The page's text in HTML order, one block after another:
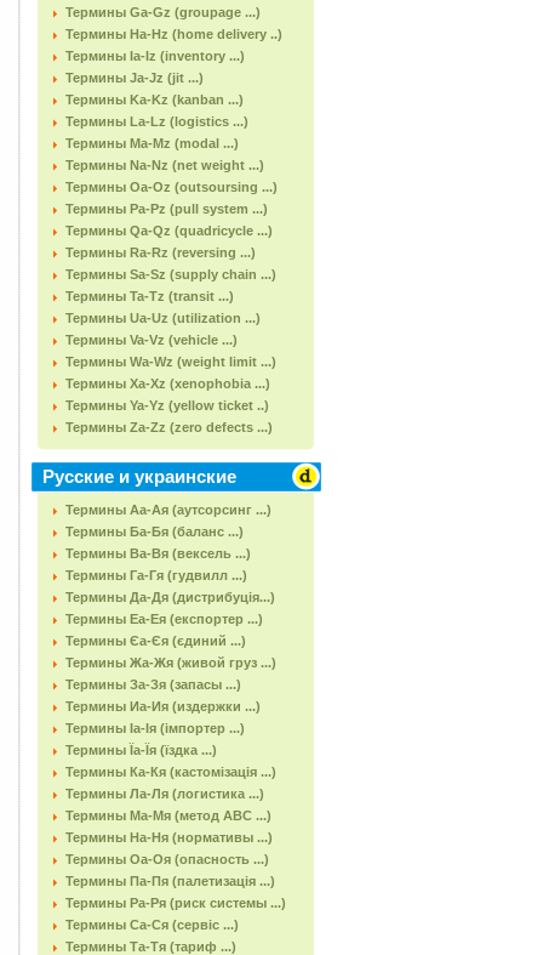
Термины Ga-Gz (groupage ...)
Термины Ha-Hz (home delivery ..)
Термины Ia-Iz (inventory ...)
Термины Ja-Jz (jit ...)
Термины Ka-Kz (kanban ...)
Термины La-Lz (logistics ...)
Термины Ma-Mz (modal ...)
Термины Na-Nz (net weight ...)
Термины Oa-Oz (outsoursing ...)
Термины Pa-Pz (pull system ...)
Термины Qa-Qz (quadricycle ...)
Термины Ra-Rz (reversing ...)
Термины Sa-Sz (supply chain ...)
Термины Ta-Tz (transit ...)
Термины Ua-Uz (utilization ...)
Термины Va-Vz (vehicle ...)
Термины Wa-Wz (weight limit ...)
Термины Xa-Xz (xenophobia ...)
Термины Ya-Yz (yellow ticket ..)
Термины Za-Zz (zero defects ...)
Русские и украинские
Термины Аа-Ая (аутсорсинг ...)
Термины Ба-Бя (баланс ...)
Термины Ва-Вя (вексель ...)
Термины Га-Гя (гудвилл ...)
Термины Да-Дя (дистрибуція...)
Термины Еа-Ея (експортер ...)
Термины Єа-Єя (єдиний ...)
Термины Жа-Жя (живой груз ...)
Термины За-Зя (запасы ...)
Термины Иа-Ия (издержки ...)
Термины Іа-Ія (імпортер ...)
Термины Їа-Їя (їздка ...)
Термины Ка-Кя (кастомізація ...)
Термины Ла-Ля (логистика ...)
Термины Ма-Мя (метод АВС ...)
Термины На-Ня (нормативы ...)
Термины Оа-Оя (опасность ...)
Термины Па-Пя (палетизація ...)
Термины Ра-Ря (риск системы ...)
Термины Са-Ся (сервіс ...)
Термины Та-Тя (тариф ...)